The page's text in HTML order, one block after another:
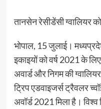
तानसेन रेसीडेंसी ग्वालियर
भोपाल, 15 जुलाई।
इकाइयों को वर्ष 2021 के
अवार्ड और निगम की
ट्रिप एडवाइजर्स ट्रैवलर
अवॉर्ड 2021 मिला है। विश्व